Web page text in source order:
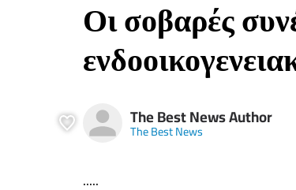
Οι σοβαρές
The Best News Author
The Best News
.....